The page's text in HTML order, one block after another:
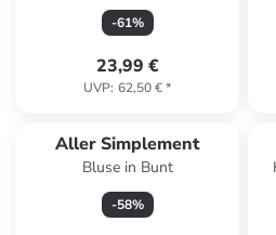
-61%
23,99 €
UVP: 62,50 €*
Aller Simplement
Bluse in Bunt
-58%